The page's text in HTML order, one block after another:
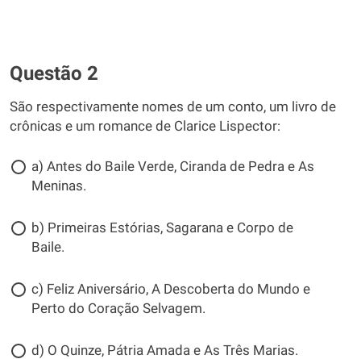
Questão 2
São respectivamente nomes de um conto, um livro de
crônicas e um romance de Clarice Lispector:
a) Antes do Baile Verde, Ciranda de Pedra e As
Meninas.
b) Primeiras Estórias, Sagarana e Corpo de
Baile.
c) Feliz Aniversário, A Descoberta do Mundo e
Perto do Coração Selvagem.
d) O Quinze, Pátria Amada e As Três Marias.